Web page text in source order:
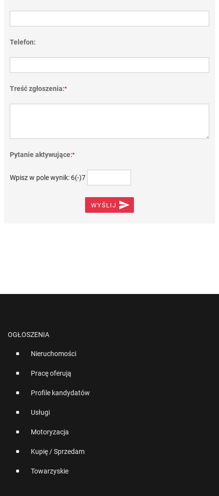
Telefon:
Treść zgłoszenia:*
Pytanie aktywujące:*
Wpisz w pole wynik: 6(-)7
WYŚLIJ 
OGŁOSZENIA
Nieruchomości
Pracę oferują
Profile kandydatów
Usługi
Motoryzacja
Kupię / Sprzedam
Towarzyskie